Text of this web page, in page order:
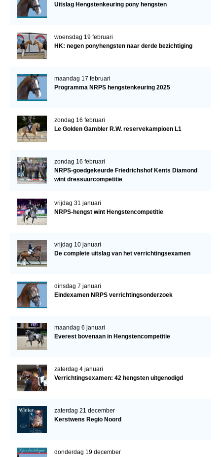
Uitslag Hengstenkeuring pony hengsten
woensdag 19 februari
HK: negen ponyhengsten naar derde bezichtiging
maandag 17 februari
Programma NRPS hengstenkeuring 2025
zondag 16 februari
Le Golden Gambler R.W. reservekampioen L1
zondag 16 februari
NRPS-goedgekeurde Friedrichshof Kents Diamond
wint dressuurcompetitie
vrijdag 31 januari
NRPS-hengst wint Hengstencompetitie
vrijdag 10 januari
De complete uitslag van het verrichtingsexamen
dinsdag 7 januari
Eindexamen NRPS verrichtingsonderzoek
maandag 6 januari
Everest bovenaan in Hengstencompetitie
zaterdag 4 januari
Verrichtingsexamen: 42 hengsten uitgenodigd
zaterdag 21 december
Kerstwens Regio Noord
donderdag 19 december